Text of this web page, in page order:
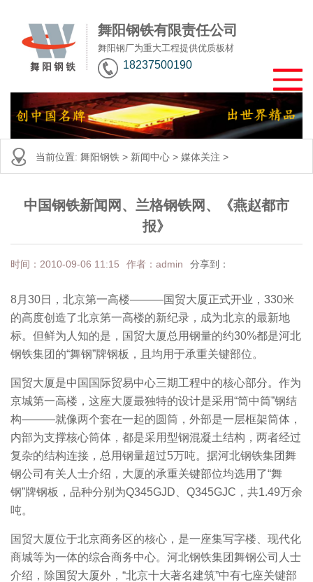
舞阳钢铁有限责任公司
舞阳钢厂为重大工程提供优质板材
18237500190
当前位置: 舞阳钢铁 > 新闻中心 > 媒体关注 >
中国钢铁新闻网、兰格钢铁网、《燕赵都市
报》
时间：2010-09-06 11:15 作者：admin 分享到：
8月30日，北京第一高楼———国贸大厦正式开业，330米
的高度创造了北京第一高楼的新纪录，成为北京的最新地
标。但鲜为人知的是，国贸大厦总用钢量的约30%都是河北
钢铁集团的“舞钢”牌钢板，且均用于承重关键部位。
国贸大厦是中国国际贸易中心三期工程中的核心部分。作为
京城第一高楼，这座大厦最独特的设计是采用“筒中筒”钢结
构———就像两个套在一起的圆筒，外部是一层框架筒体，
内部为支撑核心筒体，都是采用型钢混凝土结构，两者经过
复杂的结构连接，总用钢量超过5万吨。据河北钢铁集团舞
钢公司有关人士介绍，大厦的承重关键部位均选用了“舞
钢”牌钢板，品种分别为Q345GJD、Q345GJC，共1.49万余
吨。
国贸大厦位于北京商务区的核心，是一座集写字楼、现代化
商城等为一体的综合商务中心。河北钢铁集团舞钢公司人士
介绍，除国贸大厦外，“北京十大著名建筑”中有七座关键部